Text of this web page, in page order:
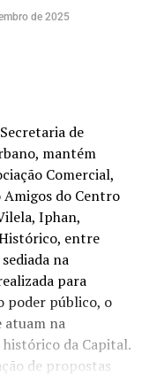
de 2025
de
mantém
Comercial,
Amigos do Centro
Iphan,
entre
na
para
poder público, o
atuam na
da Capital.
de propostas